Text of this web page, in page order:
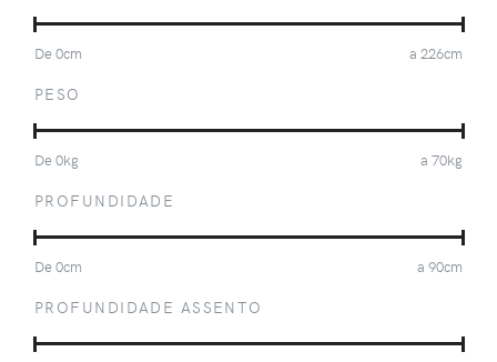
De0cm a 226cm
PESO
De0kg a 70kg
PROFUNDIDADE
De0cm a 90cm
PROFUNDIDADE ASSENTO